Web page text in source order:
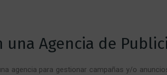
una Agencia de
agencia para gestionar campañas y/o